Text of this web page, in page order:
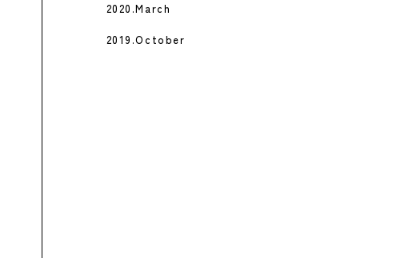
2020.March
2019.October